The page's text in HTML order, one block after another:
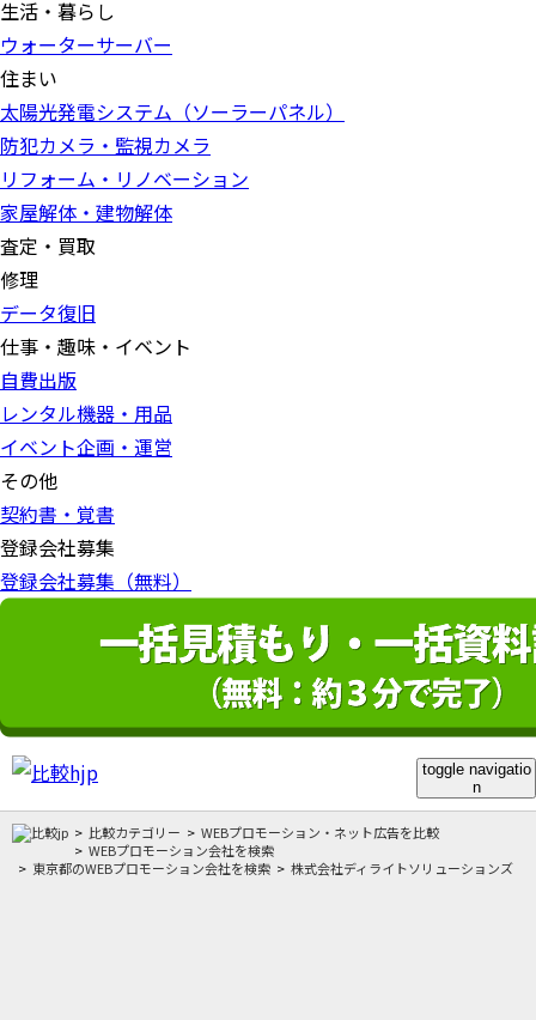
生活・暮らし
ウォーターサーバー
住まい
太陽光発電システム（ソーラーパネル）
防犯カメラ・監視カメラ
リフォーム・リノベーション
家屋解体・建物解体
査定・買取
修理
データ復旧
仕事・趣味・イベント
自費出版
レンタル機器・用品
イベント企画・運営
その他
契約書・覚書
登録会社募集
登録会社募集（無料）
toggle navigatio
n
比較カテゴリー
WEBプロモーション・ネット広告を比較
WEBプロモーション会社を検索
東京都のWEBプロモーション会社を検索
株式会社ディライトソリューションズ